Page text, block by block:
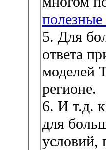
5. Для
ответа
моделей
регионе.
6. И т.д.
для
условий,